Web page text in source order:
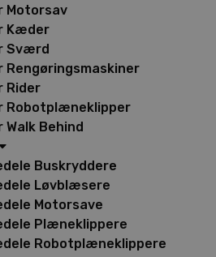
Motorsav
Kæder
Sværd
Rengøringsmaskiner
Rider
Robotplæneklipper
Walk Behind
Buskryddere
Løvblæsere
Motorsave
Plæneklippere
Robotplæneklippere